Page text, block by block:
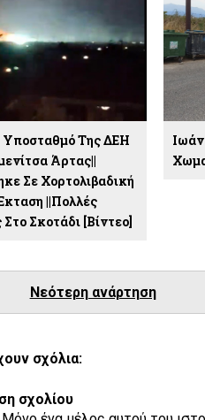
Υποσταθμό Της ΔΕΗ
Άρτας||
Σε Χορτολιβαδική
||Πολλές
Σκοτάδι [βίντεο]
Νεότερη ανάρτηση
σχόλια:
σχολίου